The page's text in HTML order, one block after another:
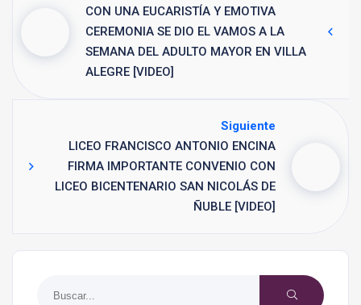
CON UNA EUCARISTÍA Y EMOTIVA
CEREMONIA SE DIO EL VAMOS A LA
SEMANA DEL ADULTO MAYOR EN VILLA
ALEGRE [VIDEO]
Siguiente
LICEO FRANCISCO ANTONIO ENCINA
FIRMA IMPORTANTE CONVENIO CON
LICEO BICENTENARIO SAN NICOLÁS DE
ÑUBLE [VIDEO]